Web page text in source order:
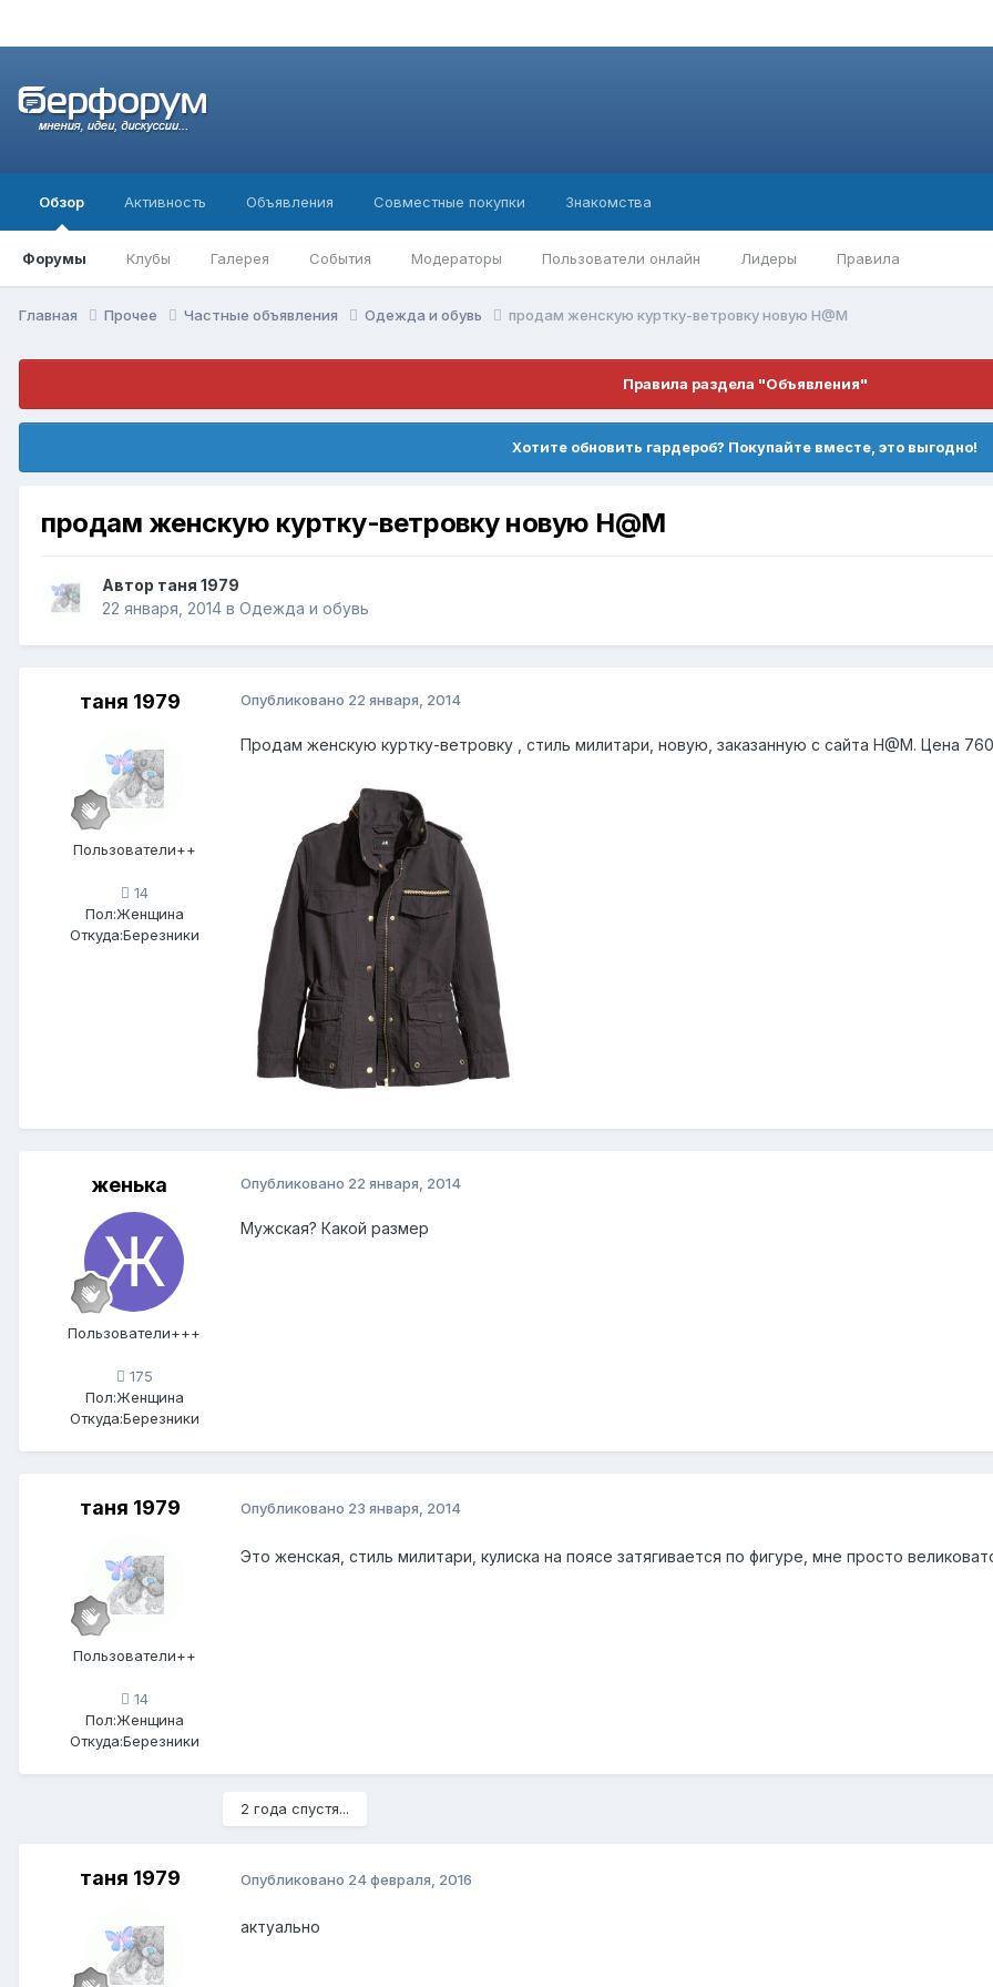
Обзор
Форумы Клубы Галерея События Модераторы Пользователи онлайн Лидеры Правила
Активность Объявления Совместные покупки Знакомства
Главная Прочее Частные объявления Одежда и обувь продам женскую куртку-ветровку новую H@M
Правила раздела "Объявления"
Хотите обновить гардероб? Покупайте вместе, это выгодно!
продам женскую куртку-ветровку новую H@M
Автор таня 1979
22 января, 2014 в Одежда и обувь
таня 1979
Пользователи++
14
Пол:Женщина
Откуда:Березники
Опубликовано 22 января, 2014
Продам женскую куртку-ветровку , стиль милитари, новую, заказанную с сайта H@M. Цена
женька
Пользователи+++
175
Пол:Женщина
Откуда:Березники
Опубликовано 22 января, 2014
Мужская? Какой размер
таня 1979
Пользователи++
14
Пол:Женщина
Откуда:Березники
Опубликовано 23 января, 2014
Это женская, стиль милитари, кулиска на поясе затягивается по фигуре, мне просто
2 года спустя...
таня 1979 Опубликовано 24 февраля, 2016
актуально